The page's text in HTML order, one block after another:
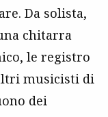
Da solista,
chitarra
le registro
musicisti di
dei